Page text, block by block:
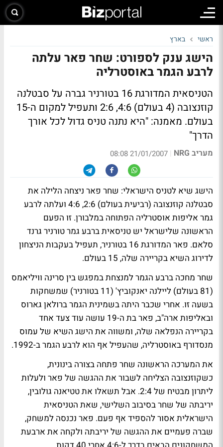
ראשי בארץ
הישג ענק לספורט: שחר פאר עלתה
לרבע הגמר באוסטרליה
הטניסאית המדורגת 16 בטורניר גברה על סבטלנה
קוזנצובה (4 בעולם) 4:6, 2:6 ותעפיל למקום ה-15
בעולם. מאמנה: "היא נתנה טניס גדול לכל אורך
הדרך"
מעריב NRG |
21/01/2007 08:08
הישג שיא לטניס הישראלי: שחר פאר ניצחה הלילה את
סבטלנה קוזנצובה (רביעית בעולם) 2:6, 4:6 ועלתה לרבע
גמר אליפות אוסטרליה הפתוחה במלבורן. זו הפעם
הראשונה שלישראל יש טניסאית ברבע גמר טורניר גרנד
סלאם. פאר המדורגת 16 בטורניר, תעפיל בעקבות הניצחון
לדירוג השיא בקריירה שלה, 15 בעולם.
שחר מחכה ברבע הגמר למנצחת במפגש בין סרינה וויליאמס
(81 בעולם) ליילנה יאנקוביץ' (11 בטורניר) שמשחקות
בשעה זו. אחרי שכבר היתה בשמינית הגמר ברולאן גארוס
ובאליפות ארה"ב, פאר בת ה-19 עושה עוד צעד אחד
בקריירה הנפלאה שלה, ומשווה את הישג השיא של עמוס
מנסדורף באוסטרליה, שהעפיל אף הוא לרבע הגמר ב-1992.
את המערכה הראשונה שחר פתחה בצורה בינונית,
כשקוזנצובה הצליחה לשבור את ההגשה של פאר ולעלות
ליתרון מבטיח של 2:4. אבל תשאלו את טטיאנה גולובין,
יריבתה של שחר בסיבוב השלישי, שאת הטניסאית
הישראלית אסור להספיד אף פעם. פאר נכנסה למשחק,
שברה פעמיים את ההגשה של יריבתה ולקחה את ארבעת